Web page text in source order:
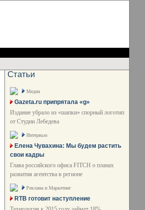
Статьи
Медиа
Gazeta.ru припрятала «g»
Издание убрало из «шапки» спорный логотип
от Студии Лебедева
Интервью
Елена Чувахина: Мы будем растить
свои кадры
Глава российского офиса FITCH о планах
развития агентства в регионе
Реклама и Маркетинг
RTB готовит наступление